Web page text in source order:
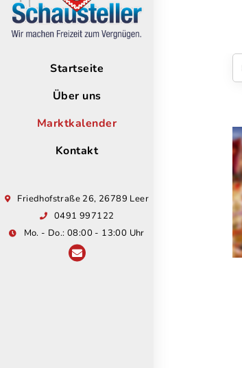
Startseite
Über uns
Marktkalender
Kontakt
Friedhofstraße 26, 26789 Leer
0491 997122
Mo. - Do.: 08:00 - 13:00 Uhr